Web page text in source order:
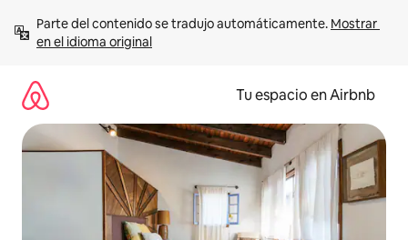
contenido
Parte del contenido se tradujo automáticamente. Mostrar
en el idioma original
Tu espacio en Airbnb